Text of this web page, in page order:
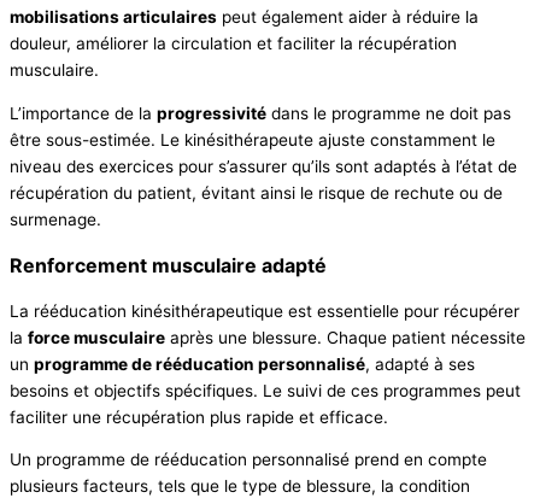
mobilisations articulaires peut également aider à réduire la
douleur, améliorer la circulation et faciliter la récupération
musculaire.
L’importance de la progressivité dans le programme ne doit pas
être sous-estimée. Le kinésithérapeute ajuste constamment le
niveau des exercices pour s’assurer qu’ils sont adaptés à l’état de
récupération du patient, évitant ainsi le risque de rechute ou de
surmenage.
Renforcement musculaire adapté
La rééducation kinésithérapeutique est essentielle pour récupérer
la force musculaire après une blessure. Chaque patient nécessite
un programme de rééducation personnalisé, adapté à ses
besoins et objectifs spécifiques. Le suivi de ces programmes peut
faciliter une récupération plus rapide et efficace.
Un programme de rééducation personnalisé prend en compte
plusieurs facteurs, tels que le type de blessure, la condition